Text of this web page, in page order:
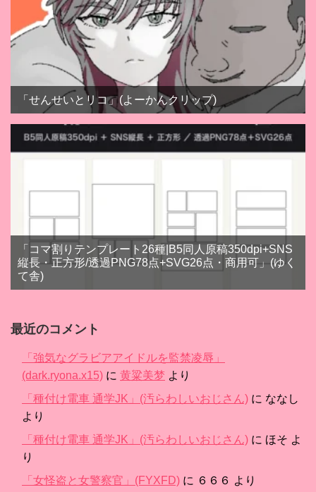
「せんせいとリコ」(よーかんクリップ)
「コマ割りテンプレート26種|B5同人原稿350dpi+SNS
縦長・正方形/透過PNG78点+SVG26点・商用可」(ゆく
て舎)
最近のコメント
「強気なグラビアアイドルを監禁凌辱」
(dark.ryona.x15) に 黄粱美梦 より
「種付け電車 通学JK」(汚らわしいおじさん) に ななし
より
「種付け電車 通学JK」(汚らわしいおじさん) に ほそ よ
り
「女怪盗と女警察官」(FYXFD) に ６６６ より